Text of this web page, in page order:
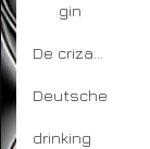
gin
De criza…
Deutsche
drinking